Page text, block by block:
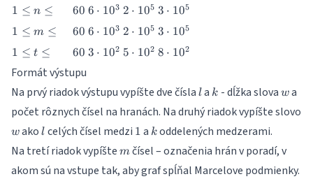
1
n
\leq
1 ≤ n ≤ 60
60
6
\cdot
10^3
6 ⋅ 103
2
\cdot
10^5
2 ⋅ 105
3
\cdot
10^5
3 ⋅ 105
1
m
\leq
1 ≤ m ≤ 60
60
6
\cdot
10^3
6 ⋅ 103
2
\cdot
10^5
2 ⋅ 105
3
\cdot
10^5
3 ⋅ 105
1
t
\leq
1 ≤ t ≤ 60
60
3
3 ⋅ 102
5
5 ⋅ 102
8
8 ⋅ 102
Formát výstupu
Na prvý riadok výstupu vypíšte dve čísla l
l a k
k - dĺžka slova w
wa
počet rôznych čísel na hranách. Na druhý riadok vypíšte slovo
w
wakol
l celých čísel medzi 1
1 a k
k oddelených medzerami.
Na tretí riadok vypíšte m
mčísel – označenia hrán v poradí, v
akom sú na vstupe tak, aby graf spĺňal Marcelove podmienky.